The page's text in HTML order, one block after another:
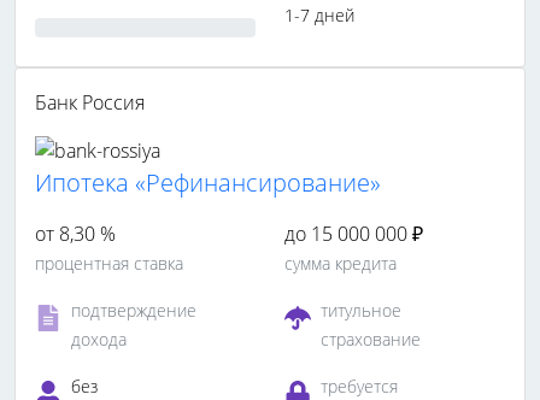
1-7 дней
Банк Россия
Ипотека «Рефинансирование»
от 8,30 %
процентная ставка
до 15 000 000 ₽
сумма кредита
подтверждение
дохода
титульное
страхование
без
требуется